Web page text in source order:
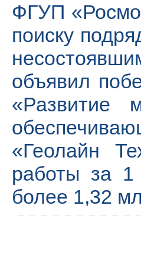
ФГУП
поиску
объявил
«Развитие
«Геолайн
работы за
более 1,32